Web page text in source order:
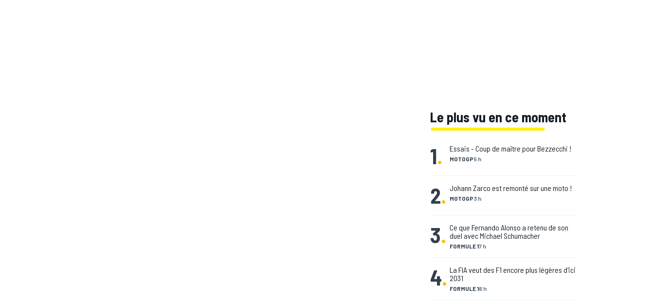
Le plus vu en ce moment
1. MOTOGP5 h
Essais - Coup de maître pour Bezzecchi !
2. MOTOGP3 h
Johann Zarco est remonté sur une moto !
3. FORMULE 17 h
Ce que Fernando Alonso a retenu de son
duel avec Michael Schumacher
4. FORMULE 16 h
La FIA veut des F1 encore plus légères d'ici
2031